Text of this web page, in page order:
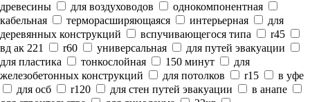
древесины
для воздуховодов
однокомпонентная
кабельная
терморасширяющаяся интерьерная
для
деревянных конструкций
вспучивающегося типа
r45
вд ак 221
r60 универсальная
для путей эвакуации
для пластика
тонкослойная 150 минут
для
железобетонных конструкций
для потолков r15
в уфе
для осб
r120 для стен путей эвакуации
в анапе